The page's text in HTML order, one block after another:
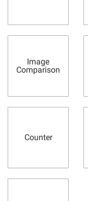
Image
Comparison
Counter